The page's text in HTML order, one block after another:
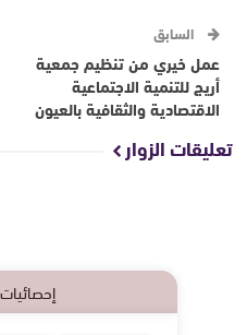
السابق
عمل خيري من تنظيم جمعية
أريج للتنمية الاجتماعية
الاقتصادية والثقافية بالعيون
تعليقات الزوار